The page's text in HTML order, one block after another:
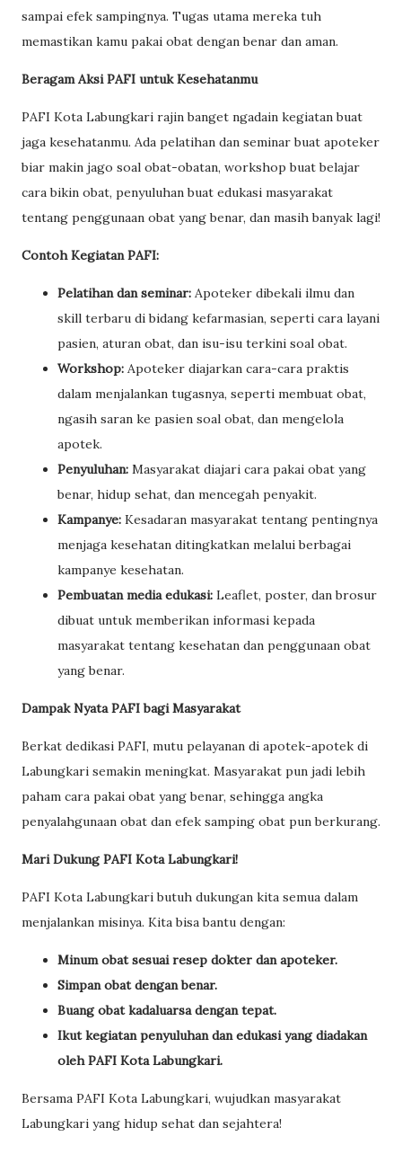
sampai efek sampingnya. Tugas utama mereka tuh
memastikan kamu pakai obat dengan benar dan aman.
Beragam Aksi PAFI untuk Kesehatanmu
PAFI Kota Labungkari rajin banget ngadain kegiatan buat
jaga kesehatanmu. Ada pelatihan dan seminar buat apoteker
biar makin jago soal obat-obatan, workshop buat belajar
cara bikin obat, penyuluhan buat edukasi masyarakat
tentang penggunaan obat yang benar, dan masih banyak lagi!
Contoh Kegiatan PAFI:
Pelatihan dan seminar: Apoteker dibekali ilmu dan
skill terbaru di bidang kefarmasian, seperti cara layani
pasien, aturan obat, dan isu-isu terkini soal obat.
Workshop: Apoteker diajarkan cara-cara praktis
dalam menjalankan tugasnya, seperti membuat obat,
ngasih saran ke pasien soal obat, dan mengelola
apotek.
Penyuluhan: Masyarakat diajari cara pakai obat yang
benar, hidup sehat, dan mencegah penyakit.
Kampanye: Kesadaran masyarakat tentang pentingnya
menjaga kesehatan ditingkatkan melalui berbagai
kampanye kesehatan.
Pembuatan media edukasi: Leaflet, poster, dan brosur
dibuat untuk memberikan informasi kepada
masyarakat tentang kesehatan dan penggunaan obat
yang benar.
Dampak Nyata PAFI bagi Masyarakat
Berkat dedikasi PAFI, mutu pelayanan di apotek-apotek di
Labungkari semakin meningkat. Masyarakat pun jadi lebih
paham cara pakai obat yang benar, sehingga angka
penyalahgunaan obat dan efek samping obat pun berkurang.
Mari Dukung PAFI Kota Labungkari!
PAFI Kota Labungkari butuh dukungan kita semua dalam
menjalankan misinya. Kita bisa bantu dengan:
Minum obat sesuai resep dokter dan apoteker.
Simpan obat dengan benar.
Buang obat kadaluarsa dengan tepat.
Ikut kegiatan penyuluhan dan edukasi yang diadakan
oleh PAFI Kota Labungkari.
Bersama PAFI Kota Labungkari, wujudkan masyarakat
Labungkari yang hidup sehat dan sejahtera!